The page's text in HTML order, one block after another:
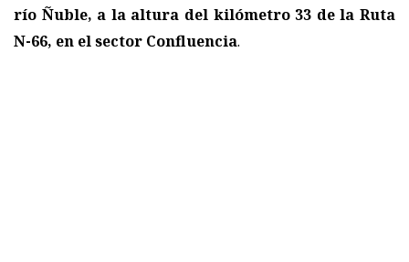
río Ñuble, a la altura del kilómetro 33 de la Ruta
N-66, en elsector Confluencia.